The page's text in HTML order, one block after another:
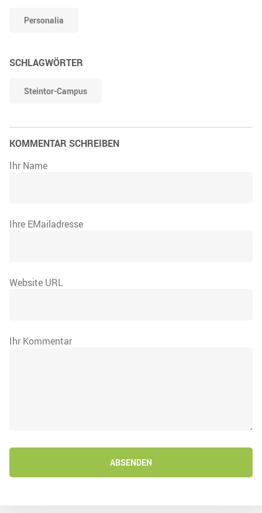
Personalia
SCHLAGWÖRTER
Steintor-Campus
KOMMENTAR SCHREIBEN
Ihr Name
Ihre EMailadresse
Website URL
Ihr Kommentar
ABSENDEN